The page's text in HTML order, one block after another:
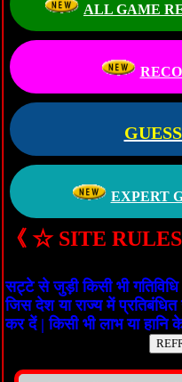
ALL GAME
EXPERT
《 ☆ SITE RULES
सट्टे से जुड़ी किसी भी
जिस देश या राज्य में
कर दें | किसी भी लाभ या हानि